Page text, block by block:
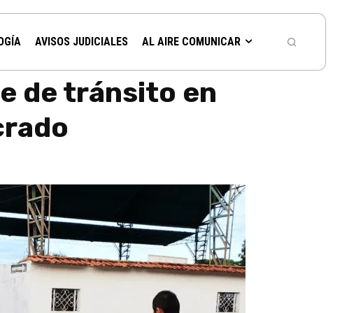
AVISOS JUDICIALES AL AIRE COMUNICAR
de tránsito en